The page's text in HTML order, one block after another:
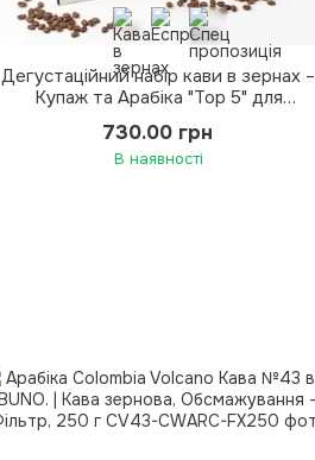
Дегустаційний набір кави в зернах –
Купаж та Арабіка "Top 5" для
Еспресо, 500 г, 5 шт
730.00 грн
В наявності